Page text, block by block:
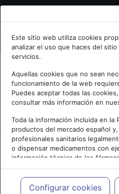
Bienvenid@ a
Escribe tu Email
Accede o regístrate con tu
Este sitio web utiliza cookies
analizar el uso que haces del
servicios.
Aquellas cookies que no sean
funcionamiento de la web
Puedes aceptar todas las
consultar más información en
Toda la información incluida en la
productos del mercado español
profesionales sanitarios
o dispensar medicamentos con
información técnica de los
meramente informativo, siendo
profesionales facultados
cada caso concreto, el
Configurar cookies
Actualidad y